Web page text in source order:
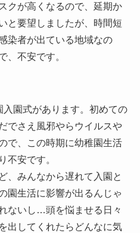
クが高くなるので、延期か
と要望しましたが、時間短
染者が出ている地域なの
、不安です。
入園式があります。初めての
でさえ風邪やらウイルスや
で、この時期に幼稚園生活
不安です。
、みんなから遅れて入園と
園生活に影響が出るんじゃ
ないし…頭を悩ませる日々
出してくれたらどんなに気